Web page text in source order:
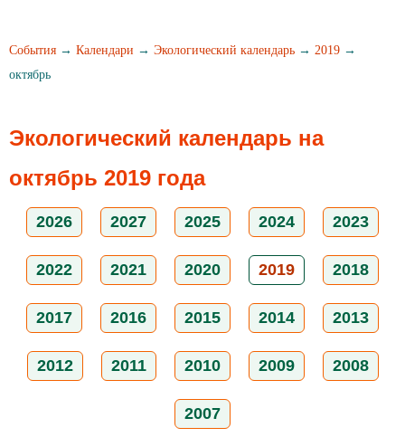
События → Календари → Экологический календарь → 2019 →
октябрь
Экологический календарь на
октябрь 2019 года
2026 2027 2025 2024 2023
2022 2021 2020 2019 2018
2017 2016 2015 2014 2013
2012 2011 2010 2009 2008
2007